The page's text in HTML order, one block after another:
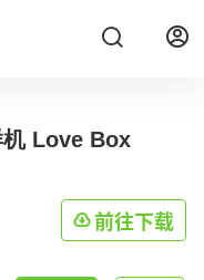
机 Love Box
前往下载